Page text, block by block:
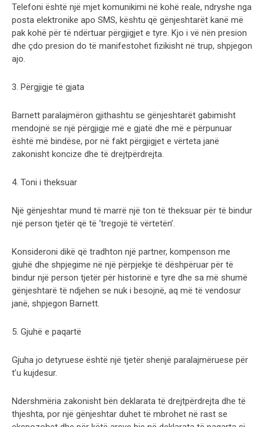
Telefoni është një mjet komunikimi në kohë reale, ndryshe nga
posta elektronike apo SMS, kështu që gënjeshtarët kanë më
pak kohë për të ndërtuar përgjigjet e tyre. Kjo i vë nën presion
dhe çdo presion do të manifestohet fizikisht në trup, shpjegon
ajo.
3. Përgjigje të gjata
Barnett paralajmëron gjithashtu se gënjeshtarët gabimisht
mendojnë se një përgjigje më e gjatë dhe më e përpunuar
është më bindëse, por në fakt përgjigjet e vërteta janë
zakonisht koncize dhe të drejtpërdrejta.
4. Toni i theksuar
Një gënjeshtar mund të marrë një ton të theksuar për të bindur
një person tjetër që të ‘tregojë të vërtetën’.
Konsideroni dikë që tradhton një partner, kompenson me
gjuhë dhe shpjegime në një përpjekje të dëshpëruar për të
bindur një person tjetër për historinë e tyre dhe sa më shumë
gënjeshtarë të ndjehen se nuk i besojnë, aq më të vendosur
janë, shpjegon Barnett.
5. Gjuhë e paqartë
Gjuha jo detyruese është një tjetër shenjë paralajmëruese për
t’u kujdesur.
Ndershmëria zakonisht bën deklarata të drejtpërdrejta dhe të
thjeshta, por një gënjeshtar duhet të mbrohet në rast se